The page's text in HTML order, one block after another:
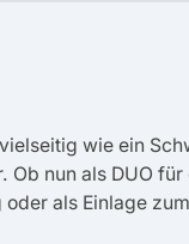
wie ein
Ob nun als DUO für
als Einlage